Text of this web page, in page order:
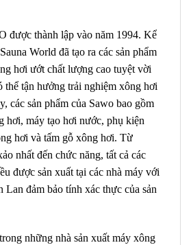
được thành lập vào năm 1994. Kể
World đã tạo ra các sản phẩm
hơi ướt chất lượng cao tuyệt vời
thể tận hưởng trải nghiệm xông hơi
các sản phẩm của Sawo bao gồm
hơi, máy tạo hơi nước, phụ kiện
hơi và tấm gỗ xông hơi. Từ
nhất đến chức năng, tất cả các
được sản xuất tại các nhà máy với
Lan đảm bảo tính xác thực của sản
những nhà sản xuất máy xông